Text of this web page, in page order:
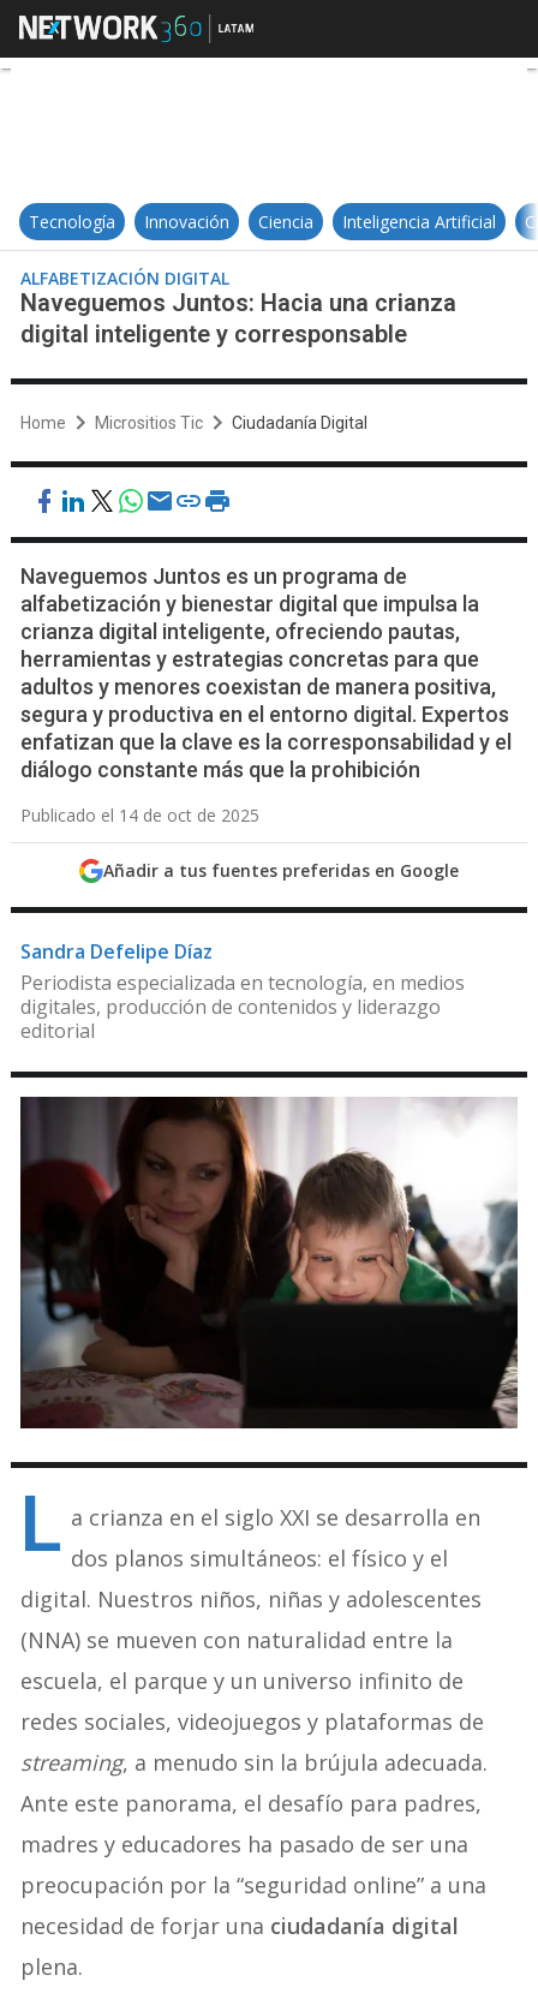
Naveguemos Juntos: Hacia una
Tecnología Innovación Ciencia Inteligencia Artificial
ALFABETIZACIÓN DIGITAL
Naveguemos Juntos: Hacia una crianza
digital inteligente y corresponsable
Home Micrositios Tic Ciudadanía Digital
Naveguemos Juntos es un programa de
alfabetización y bienestar digital que impulsa la
crianza digital inteligente, ofreciendo pautas,
herramientas y estrategias concretas para que
adultos y menores coexistan de manera positiva,
segura y productiva en el entorno digital. Expertos
enfatizan que la clave es la corresponsabilidad y el
diálogo constante más que la prohibición
Publicado el 14 de oct de 2025
Añadir a tus fuentes preferidas en Google
Sandra Defelipe Díaz
Periodista especializada en tecnología, en medios
digitales, producción de contenidos y liderazgo
editorial
L a crianza en el siglo XXI se desarrolla en
dos planos simultáneos: el físico y el
digital. Nuestros niños, niñas y adolescentes
(NNA) se mueven con naturalidad entre la
escuela, el parque y un universo infinito de
redes sociales, videojuegos y plataformas de
streaming, a menudo sin la brújula adecuada.
Ante este panorama, el desafío para padres,
madres y educadores ha pasado de ser una
preocupación por la “seguridad online” a una
necesidad de forjar una ciudadanía digital
plena.